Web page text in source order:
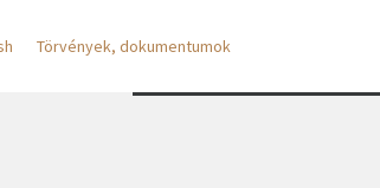
Törvények, dokumentumok